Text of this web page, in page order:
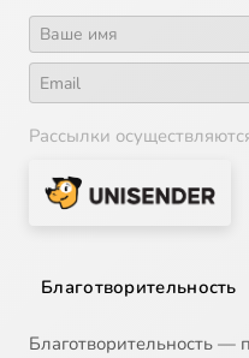
Рассылки
Благотворительность
Благотворительность